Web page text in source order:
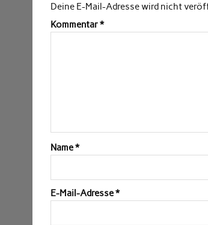
Deine E-Mail-Adresse wird nicht
Kommentar*
Name*
E-Mail-Adresse*